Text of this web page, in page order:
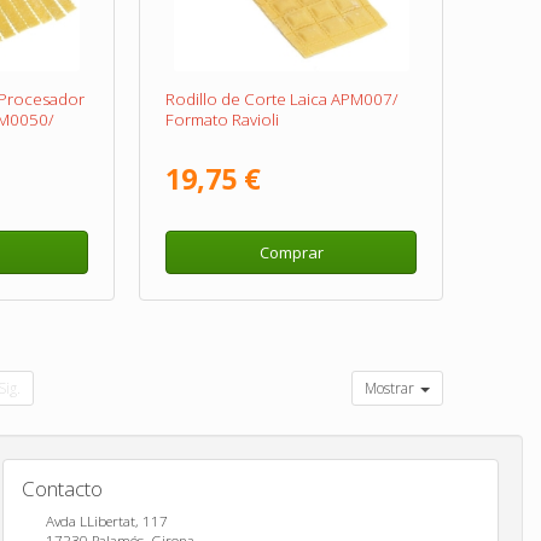
Rodillo de Corte Laica APM007/
Formato Ravioli
19,75 €
Comprar
Mostrar
Contacto
Avda LLibertat, 117